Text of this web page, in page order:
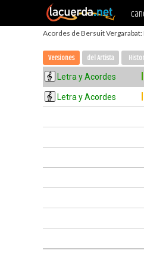
Acordes de Bersuit
Versiones del Artista
Letra y Acordes
Letra y Acordes